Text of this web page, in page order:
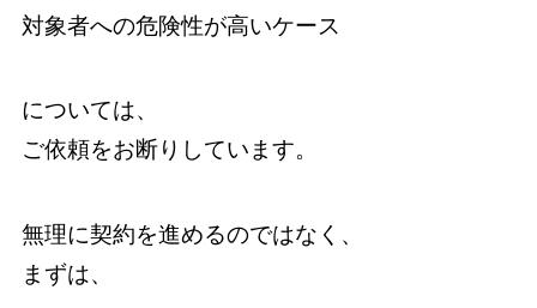
対象者への危険性が高いケース
については、
ご依頼をお断りしています。
無理に契約を進めるのではなく、
まずは、